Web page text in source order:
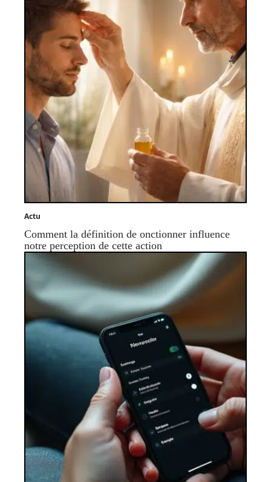
Actu
Comment la définition de onctionner influence
notre perception de cette action